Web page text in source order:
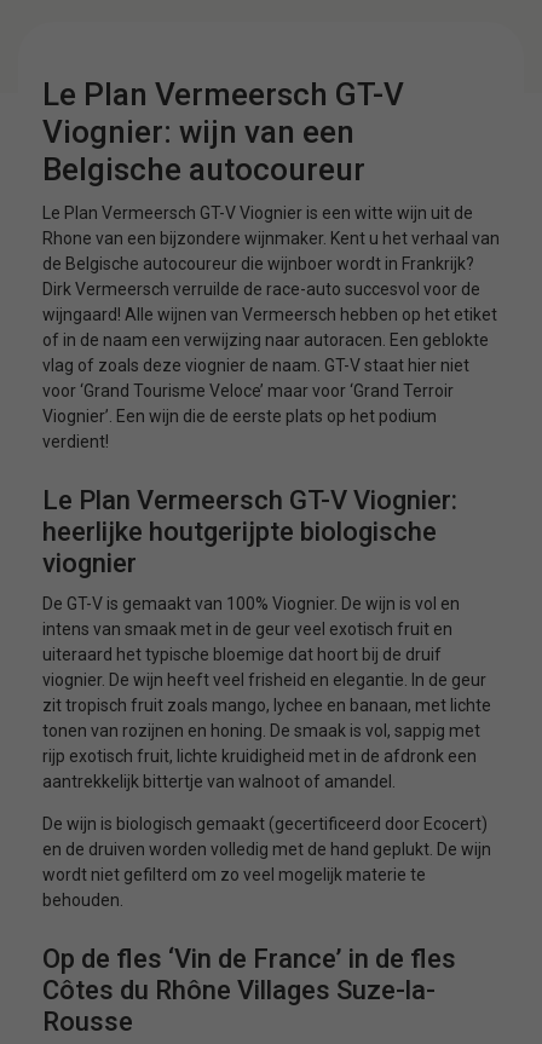
Le Plan Vermeersch GT-V
Viognier: wijn van een
Belgische autocoureur
Le Plan Vermeersch GT-V Viognier is een witte wijn uit de
Rhone van een bijzondere wijnmaker. Kent u het verhaal van
de Belgische autocoureur die wijnboer wordt in Frankrijk?
Dirk Vermeersch verruilde de race-auto succesvol voor de
wijngaard! Alle wijnen van Vermeersch hebben op het etiket
of in de naam een verwijzing naar autoracen. Een geblokte
vlag of zoals deze viognier de naam. GT-V staat hier niet
voor ‘Grand Tourisme Veloce’ maar voor ‘Grand Terroir
Viognier’. Een wijn die de eerste plats op het podium
verdient!
Le Plan Vermeersch GT-V Viognier:
heerlijke houtgerijpte biologische
viognier
De GT-V is gemaakt van 100% Viognier. De wijn is vol en
intens van smaak met in de geur veel exotisch fruit en
uiteraard het typische bloemige dat hoort bij de druif
viognier. De wijn heeft veel frisheid en elegantie. In de geur
zit tropisch fruit zoals mango, lychee en banaan, met lichte
tonen van rozijnen en honing. De smaak is vol, sappig met
rijp exotisch fruit, lichte kruidigheid met in de afdronk een
aantrekkelijk bittertje van walnoot of amandel.
De wijn is biologisch gemaakt (gecertificeerd door Ecocert)
en de druiven worden volledig met de hand geplukt. De wijn
wordt niet gefilterd om zo veel mogelijk materie te
behouden.
Op de fles ‘Vin de France’ in de fles
Côtes du Rhône Villages Suze-la-
Rousse